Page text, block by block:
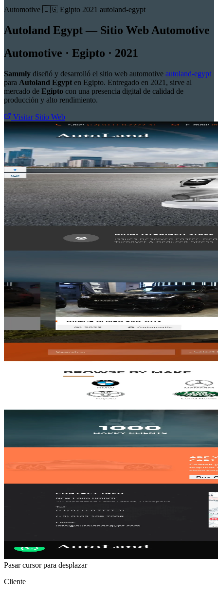
Automotive 🇪🇬 Egipto 2021 autoland-egypt
Autoland Egypt — Sitio Web Automotive
Automotive · Egipto · 2021
Sammly diseñó y desarrolló el sitio web automotive autoland-egypt
para Autoland Egypt en Egipto. Entregado en 2021, sirve al
mercado de Egipto con una presencia digital de calidad de
producción y alto rendimiento.
Visitar Sitio Web
Pasar cursor para desplazar
Cliente